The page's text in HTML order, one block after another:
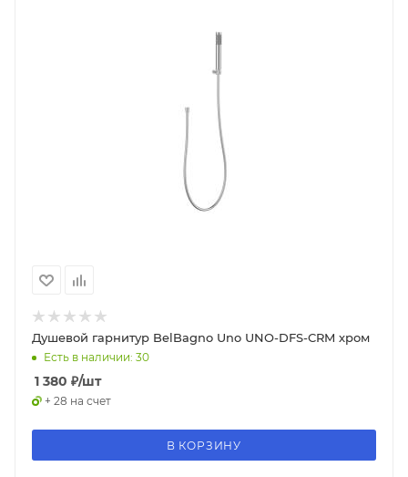
Душевой гарнитур BelBagno Uno UNO-DFS-CRM хром
Есть в наличии: 30
1 380 ₽/шт
+ 28 на счет
В КОРЗИНУ